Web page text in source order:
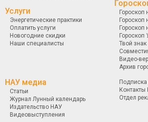
Услуги
Энергетические практики
Оплатить услуги
Новогодние скидки
Наши специалисты
Гороскоп
Гороскоп
Гороскоп
Гороскоп
Твой
Видео-
Архив
НАУ медиа
Статьи
Журнал Лунный календарь
Издательство НАУ
Видеовыступления
Отдел